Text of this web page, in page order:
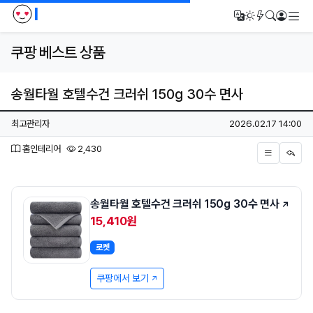
I 번역다크모드
새글/새댓글
검색로그인
쿠팡 베스트 상품
송월타월 호텔수건 크러쉬 150g 30수 면사
페이지 정보
작성자
최고관리자 작성일
2026.02.17 14:00
분류
홈인테리어 2,430
본문
송월타월 호텔수건 크러쉬 150g 30수 면사
15,410원
로켓
쿠팡에서 보기